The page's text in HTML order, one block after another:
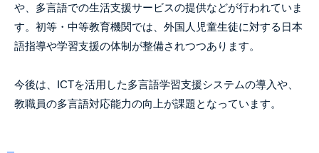
や、多言語での生活支援サービスの提供などが行われていま
す。初等・中等教育機関では、外国人児童生徒に対する日本
語指導や学習支援の体制が整備されつつあります。
今後は、ICTを活用した多言語学習支援システムの導入や、
教職員の多言語対応能力の向上が課題となっています。